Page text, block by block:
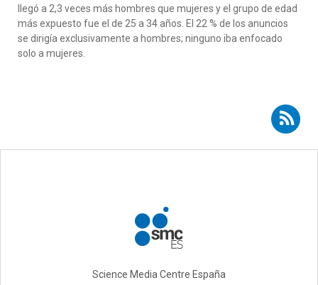
llegó a 2,3 veces más hombres que mujeres y el grupo de edad
más expuesto fue el de 25 a 34 años. El 22 % de los anuncios
se dirigía exclusivamente a hombres; ninguno iba enfocado
solo a mujeres.
Suscribirse a RSS - Itxaso Cabrera-Gil
Science Media Centre España